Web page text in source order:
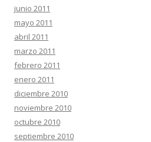
junio 2011
mayo 2011
abril 2011
marzo 2011
febrero 2011
enero 2011
diciembre 2010
noviembre 2010
octubre 2010
septiembre 2010